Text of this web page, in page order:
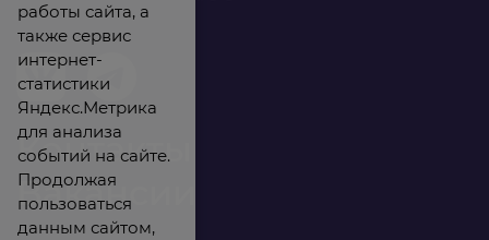
Контакты
Вакансии
работы сайта, а
также сервис
интернет-
статистики
Яндекс.Метрика
для анализа
событий на сайте.
Продолжая
пользоваться
данным сайтом,